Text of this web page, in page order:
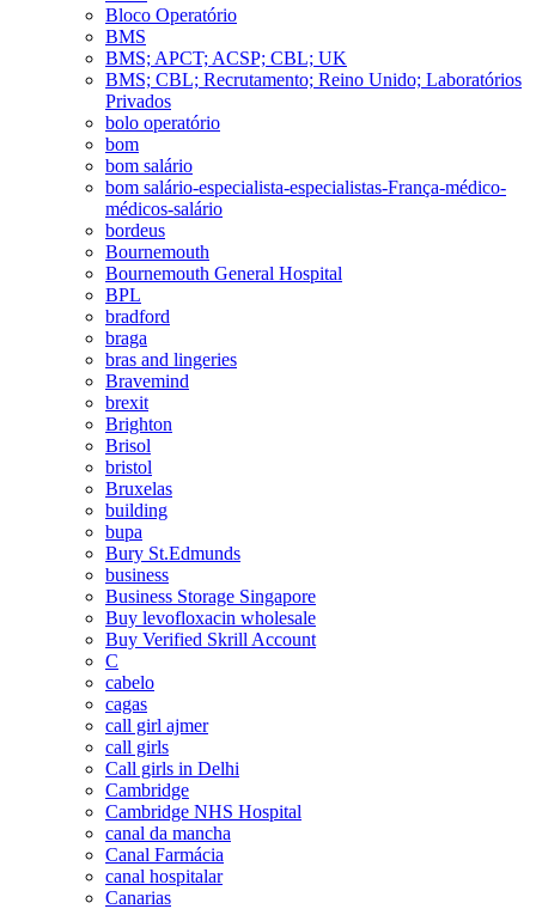
Bloco Operatório
BMS
BMS; APCT; ACSP; CBL; UK
BMS; CBL; Recrutamento; Reino Unido; Laboratórios
Privados
bolo operatório
bom
bom salário
bom salário-especialista-especialistas-França-médico-
médicos-salário
bordeus
Bournemouth
Bournemouth General Hospital
BPL
bradford
braga
bras and lingeries
Bravemind
brexit
Brighton
Brisol
bristol
Bruxelas
building
bupa
Bury St.Edmunds
business
Business Storage Singapore
Buy levofloxacin wholesale
Buy Verified Skrill Account
C
cabelo
cagas
call girl ajmer
call girls
Call girls in Delhi
Cambridge
Cambridge NHS Hospital
canal da mancha
Canal Farmácia
canal hospitalar
Canarias